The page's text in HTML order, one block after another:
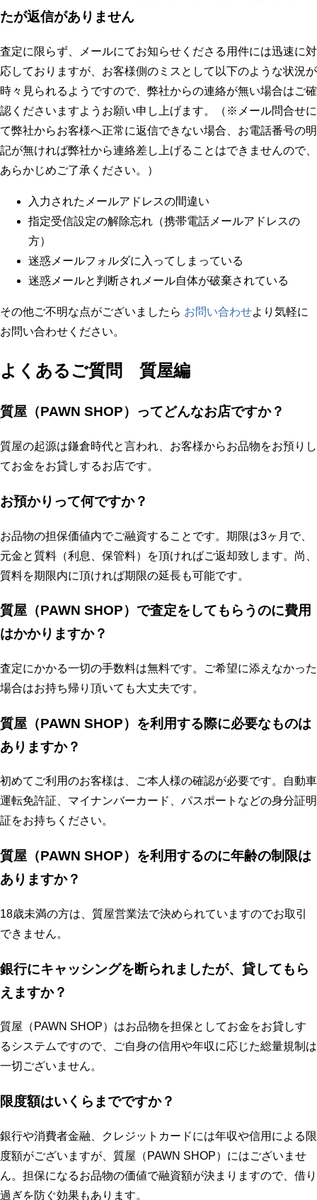
たが返信がありません
査定に限らず、メールにてお知らせくださる用件には迅速に対
応しておりますが、お客様側のミスとして以下のような状況が
時々見られるようですので、弊社からの連絡が無い場合はご確
認くださいますようお願い申し上げます。（※メール問合せに
て弊社からお客様へ正常に返信できない場合、お電話番号の明
記が無ければ弊社から連絡差し上げることはできませんので、
あらかじめご了承ください。）
入力されたメールアドレスの間違い
指定受信設定の解除忘れ（携帯電話メールアドレスの
方）
迷惑メールフォルダに入ってしまっている
迷惑メールと判断されメール自体が破棄されている
その他ご不明な点がございましたら お問い合わせより気軽に
お問い合わせください。
よくあるご質問 質屋編
質屋（PAWN SHOP）ってどんなお店ですか？
質屋の起源は鎌倉時代と言われ、お客様からお品物をお預りし
てお金をお貸しするお店です。
お預かりって何ですか？
お品物の担保価値内でご融資することです。期限は3ヶ月で、
元金と質料（利息、保管料）を頂ければご返却致します。尚、
質料を期限内に頂ければ期限の延長も可能です。
質屋（PAWN SHOP）で査定をしてもらうのに費用
はかかりますか？
査定にかかる一切の手数料は無料です。ご希望に添えなかった
場合はお持ち帰り頂いても大丈夫です。
質屋（PAWN SHOP）を利用する際に必要なものは
ありますか？
初めてご利用のお客様は、ご本人様の確認が必要です。自動車
運転免許証、マイナンバーカード、パスポートなどの身分証明
証をお持ちください。
質屋（PAWN SHOP）を利用するのに年齢の制限は
ありますか？
18歳未満の方は、質屋営業法で決められていますのでお取引
できません。
銀行にキャッシングを断られましたが、貸してもら
えますか？
質屋（PAWN SHOP）はお品物を担保としてお金をお貸しす
るシステムですので、ご自身の信用や年収に応じた総量規制は
一切ございません。
限度額はいくらまでですか？
銀行や消費者金融、クレジットカードには年収や信用による限
度額がございますが、質屋（PAWN SHOP）にはございませ
ん。担保になるお品物の価値で融資額が決まりますので、借り
過ぎを防ぐ効果もあります。